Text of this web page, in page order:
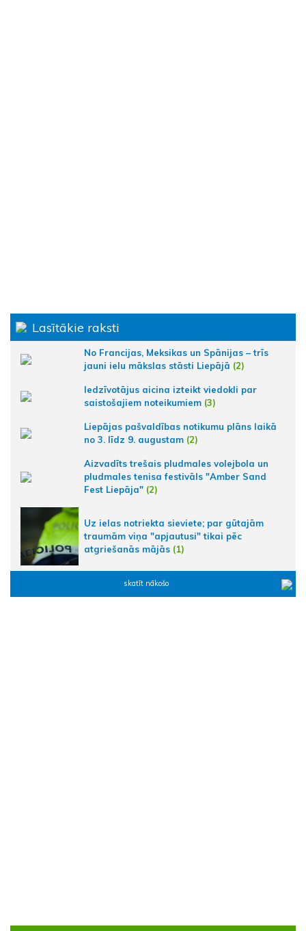
Lasītākie raksti
No Francijas, Meksikas un Spānijas – trīs
jauni ielu mākslas stāsti Liepājā (2)
Iedzīvotājus aicina izteikt viedokli par
saistošajiem noteikumiem (3)
Liepājas pašvaldības notikumu plāns laikā
no 3. līdz 9. augustam (2)
Aizvadīts trešais pludmales volejbola un
pludmales tenisa festivāls "Amber Sand
Fest Liepāja" (2)
Uz ielas notriekta sieviete; par gūtajām
traumām viņa "apjautusi" tikai pēc
atgriešanās mājās (1)
skatīt nākošo